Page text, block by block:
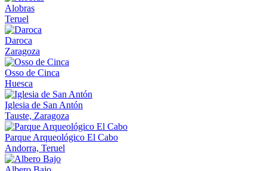
Alobras
Teruel
Daroca
Zaragoza
Osso de Cinca
Huesca
Iglesia de San Antón
Tauste, Zaragoza
Parque Arqueológico El Cabo
Andorra, Teruel